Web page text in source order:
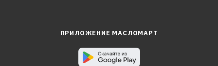
ПРИЛОЖЕНИЕ МАСЛОМАРТ